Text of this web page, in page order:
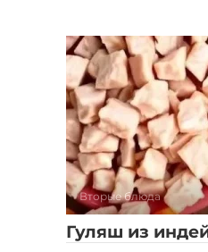
Вторые блюда
Гуляш из